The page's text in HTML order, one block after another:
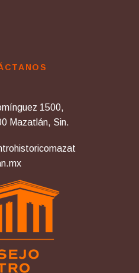
1500,
Mazatlán, Sin.